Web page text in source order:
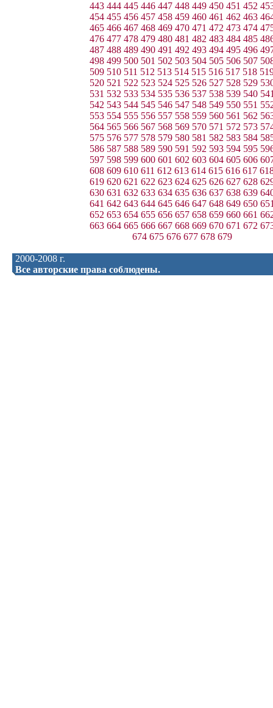
443 444 445 446 447 448 449 450 451 452
454 455 456 457 458 459 460 461 462 463
465 466 467 468 469 470 471 472 473 474
476 477 478 479 480 481 482 483 484 485
487 488 489 490 491 492 493 494 495 496
498 499 500 501 502 503 504 505 506 507
509 510 511 512 513 514 515 516 517 518
520 521 522 523 524 525 526 527 528 529
531 532 533 534 535 536 537 538 539 540
542 543 544 545 546 547 548 549 550 551
553 554 555 556 557 558 559 560 561 562
564 565 566 567 568 569 570 571 572 573
575 576 577 578 579 580 581 582 583 584
586 587 588 589 590 591 592 593 594 595
597 598 599 600 601 602 603 604 605 606
608 609 610 611 612 613 614 615 616 617
619 620 621 622 623 624 625 626 627 628
630 631 632 633 634 635 636 637 638 639
641 642 643 644 645 646 647 648 649 650
652 653 654 655 656 657 658 659 660 661
663 664 665 666 667 668 669 670 671 672
674 675 676 677 678 679
2000-2008 г.
Все авторские права соблюдены.